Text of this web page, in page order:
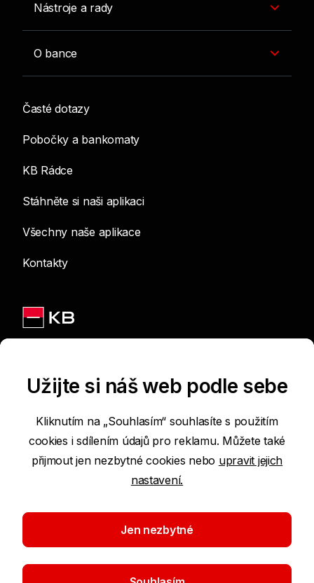
Nástroje a rady
O bance
Časté dotazy
Pobočky a bankomaty
KB Rádce
Stáhněte si naši aplikaci
Všechny naše aplikace
Kontakty
Podmínky používání internetových stránek
Prohlášení o přístupnosti
Ochrana osobních údajů
Užijte si náš web podle sebe
Kliknutím na „Souhlasím“ souhlasíte s použitím
cookies i sdílením údajů pro reklamu. Můžete také
přijmout jen nezbytné cookies nebo upravit jejich
nastavení.
Jen nezbytné